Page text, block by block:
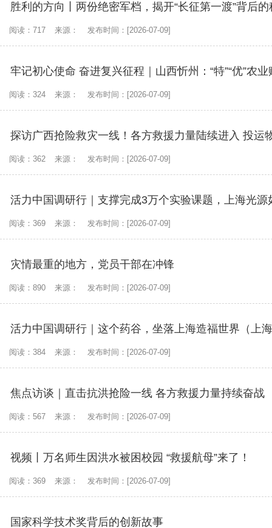
胜利的方向丨两份绝密军档，揭开“长征第一渡”背后的
阅读：717 来源： 发布时间：[2026-07-09]
牢记初心使命 奋进复兴征程｜山西忻州：“特”“优”农
阅读：324 来源： 发布时间：[2026-07-09]
探访广西抢险救灾一线！各方救援力量陆续进入 投运
阅读：362 来源： 发布时间：[2026-07-09]
活力中国调研行｜支撑完成3万个实验课题，上海光源
阅读：369 来源： 发布时间：[2026-07-09]
灾情最重的地方，党员干部在冲锋
阅读：890 来源： 发布时间：[2026-07-09]
活力中国调研行｜这个药谷，坐落上海造福世界（上
阅读：384 来源： 发布时间：[2026-07-09]
焦点访谈｜直击抗洪抢险一线 各方救援力量持续奋战
阅读：567 来源： 发布时间：[2026-07-09]
视频丨万名师生因洪水被困校园 “救援航母”来了！
阅读：369 来源： 发布时间：[2026-07-09]
国家科学技术奖背后的创新故事